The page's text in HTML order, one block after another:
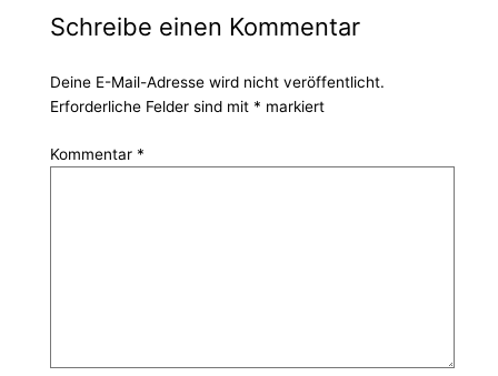
Schreibe einen Kommentar
Deine E-Mail-Adresse wird nicht veröffentlicht.
Erforderliche Felder sind mit * markiert
Kommentar *